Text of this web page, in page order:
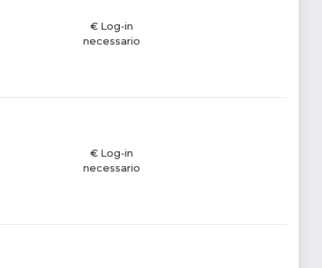
€ Log-in
necessario
€ Log-in
necessario